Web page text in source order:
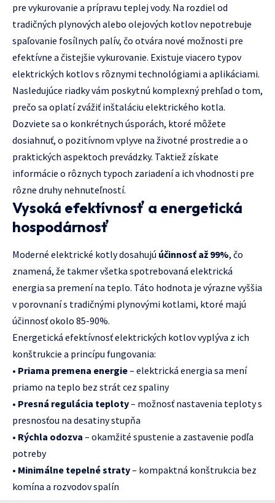
pre vykurovanie a prípravu teplej vody. Na rozdiel od
tradičných plynových alebo olejových kotlov nepotrebuje
spaľovanie fosílnych palív, čo otvára nové možnosti pre
efektívne a čistejšie vykurovanie. Existuje viacero typov
elektrických kotlov s rôznymi technológiami a aplikáciami.
Nasledujúce riadky vám poskytnú komplexný prehľad o tom,
prečo sa oplatí zvážiť inštaláciu elektrického kotla.
Dozviete sa o konkrétnych úsporách, ktoré môžete
dosiahnuť, o pozitívnom vplyve na životné prostredie a o
praktických aspektoch prevádzky. Taktiež získate
informácie o rôznych typoch zariadení a ich vhodnosti pre
rôzne druhy nehnuteľností.
Vysoká efektívnosť a energetická
hospodárnosť
Moderné elektrické kotly dosahujú účinnosť až 99%, čo
znamená, že takmer všetka spotrebovaná elektrická
energia sa premení na teplo. Táto hodnota je výrazne vyššia
v porovnaní s tradičnými plynovými kotlami, ktoré majú
účinnosť okolo 85-90%.
Energetická efektívnosť elektrických kotlov vyplýva z ich
konštrukcie a princípu fungovania:
• Priama premena energie– elektrická energia sa mení
priamo na teplo bez strát cez spaliny
• Presná regulácia teploty– možnosť nastavenia teploty s
presnosťou na desatiny stupňa
• Rýchla odozva – okamžité spustenie a zastavenie podľa
potreby
• Minimálne tepelné straty– kompaktná konštrukcia bez
komína a rozvodov spalín